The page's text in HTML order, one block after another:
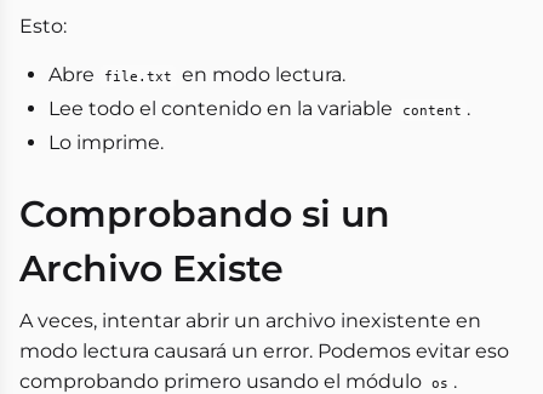
Esto:
Abre file.txt
en modo lectura.
Lee todo el contenido en la variable
content .
Lo imprime.
Comprobando si un
Archivo Existe
A veces, intentar abrir un archivo inexistente en
modo lectura causará un error. Podemos evitar eso
comprobando primero usando el módulo os .